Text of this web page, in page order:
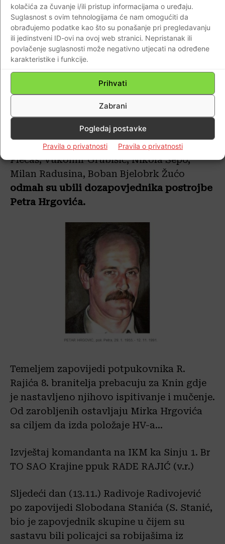
kolačića za čuvanje i/ili pristup informacijama o uređaju.
Suglasnost s ovim tehnologijama će nam omogućiti da
obrađujemo podatke kao što su ponašanje pri pregledavanju
ili jedinstveni ID-ovi na ovoj web stranici. Nepristanak ili
povlačenje suglasnosti može negativno utjecati na određene
karakteristike i funkcije.
Prihvati
Zabrani
Pogledaj postavke
Pravila o privatnosti Pravila o privatnosti
pripadnika Samostalne satnije Maljkovo-
Potravlje-Satrić.
Nakon izvedene akcije zarobljavanja I.
Vidosavljevića četnici su upali u njegovoj
kući u selu Potravlju. Zarobljeno je 10
branitelja koje su doveli u blizinu mjesta
gdje su bili položaji haubica (oko Kenedija)
u selu Potravlju. Skupina četnika: Radovan
Tojagić, Branko Jakšić, Branko Mioković,
Nedeljko Sedlan, Đorđe Isailović, Nebojša
Plećaš, Vukomir Grubišić, Nikola Šepo,
Milan Radusina, Boban Bjelobrk Žućo
odmah su ubili dozapovjednika postrojbe
Petra Hrgovića.
Temeljem zapovijedi potpukovnika R.
Rajića 8. branitelja prebacuju za Knin gdje
je nastavljeno njihovo ispitivanje i mučenje.
Od zarobljenih ostavljaju Mirka Hrgovića
sa ciljem da izda položaje HV-a…
Izvještaj komandanta na IKM ka Sinju 1. Br
TO SAO Krajine ppuk RADE RAJIĆ (v.r.)
Sljedeći dan (13.11.) Radivoje Radivojević
po zapovijedi Slobodana Stanića (S. Stanić,
bio je zapovjednik skupine u čijem su
sastavu bili policajci sa robijašima iz